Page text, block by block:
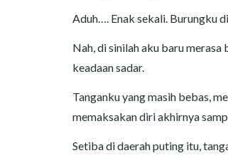
Aduh…. Enak sekali. Burungku
Nah, di sinilah aku baru
keadaan sadar.
Tanganku yang masih bebas,
memaksakan diri akhirnya
Setiba di daerah puting itu,